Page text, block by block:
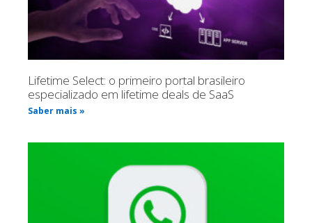
Lifetime Select: o primeiro portal brasileiro
especializado em lifetime deals de SaaS
Saber mais »